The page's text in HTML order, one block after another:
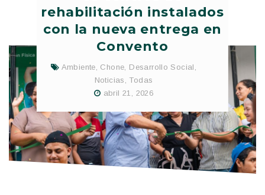
rehabilitación instalados
con la nueva entrega en
Convento
Ambiente Chone Desarrollo Social
Noticias
Todas
abril 21, 2026